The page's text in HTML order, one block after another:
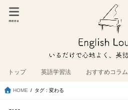
menu
トップ 英語学習法 おすすめコラム
HOME タグ : 変わる